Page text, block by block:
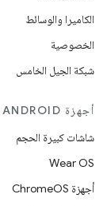
الكاميرا والوسائط
الخصوصية
شبكة الجيل الخامس
أجهزة ANDROID
شاشات كبيرة الحجم
Wear OS
أجهزة ChromeOS